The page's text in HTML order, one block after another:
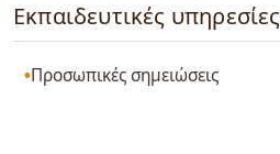
Εκπαιδευτικές υπηρεσίες
Προσωπικές σημειώσεις